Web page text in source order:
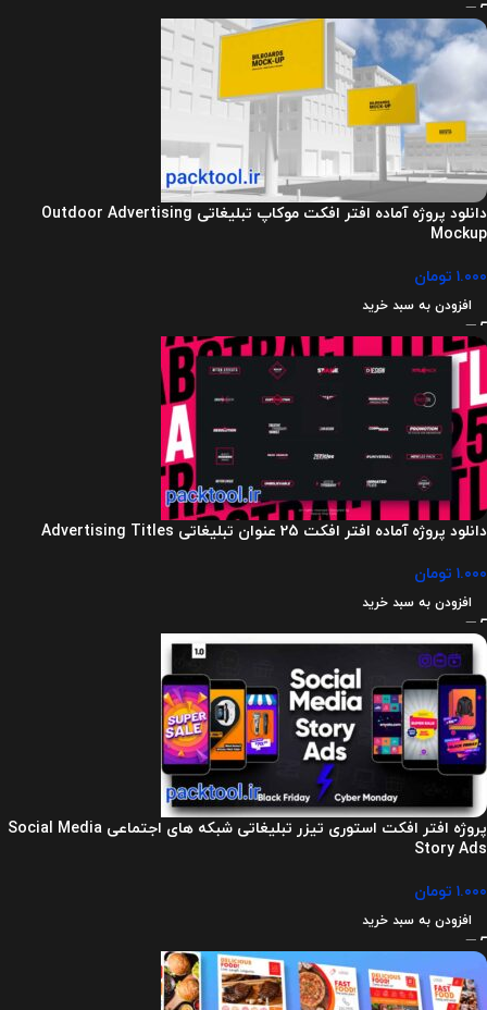
دانلود پروژه آماده افتر افکت موکاپ تبلیغاتی Outdoor Advertising
Mockup
۱.۰۰۰ تومان
افزودن به سبد خرید
دانلود پروژه آماده افتر افکت 25 عنوان تبلیغاتی Advertising Titles
۱.۰۰۰ تومان
افزودن به سبد خرید
پروژه افتر افکت استوری تیزر تبلیغاتی شبکه های اجتماعی Social Media
Story Ads
۱.۰۰۰ تومان
افزودن به سبد خرید